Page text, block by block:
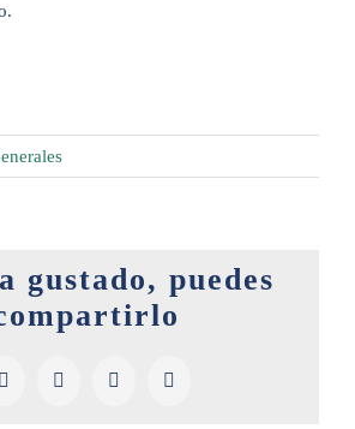
gustado, puedes
Facebook
X LinkedInPinterest